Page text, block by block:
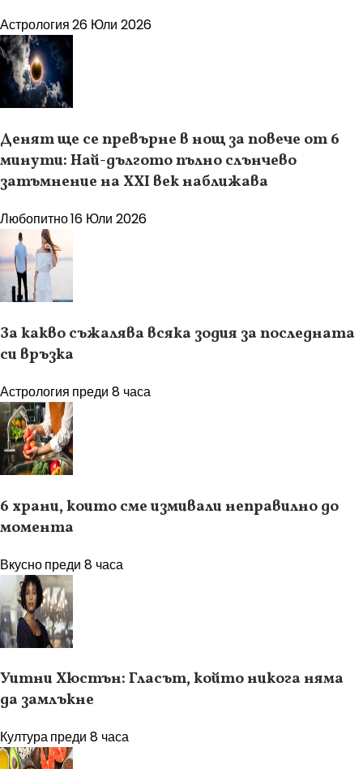
Астрология26 Юли 2026
Денят ще се превърне в нощ за повече от 6
минути: Най-дългото пълно слънчево
затъмнение на XXI век наближава
Любопитно16 Юли 2026
За какво съжалява всяка зодия за последната
си връзка
Астрология преди 8 часа
6 храни, които сме измивали неправилно до
момента
Вкуснопреди 8 часа
Уитни Хюстън: Гласът, който никога няма
да замлъкне
Културапреди 8 часа